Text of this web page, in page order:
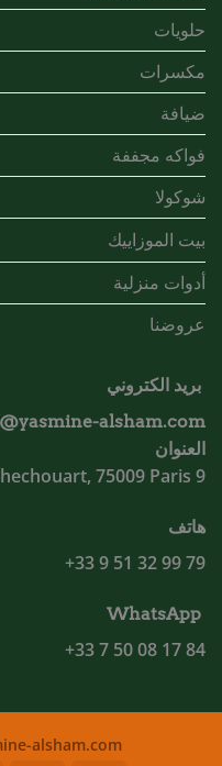
حلويات
مكسرات
ضيافة
فواكه مجففة
شوكولا
بيت الموزاييك
أدوات منزلية
عروضنا
بريد الكتروني
alsham.com
العنوان
9 Blvd de Rochechouart, 75009 Paris
هاتف
79 99 32 51 9 33+
84 17 08 50 7 33+
alsham.com